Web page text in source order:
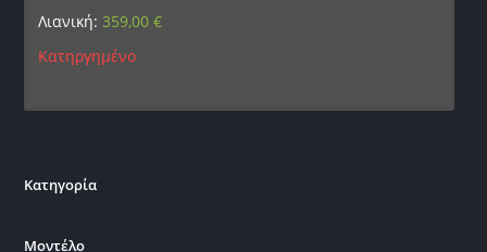
Λιανική: 359,00€
Κατηργημένο
Κατηγορία
Μοντέλο